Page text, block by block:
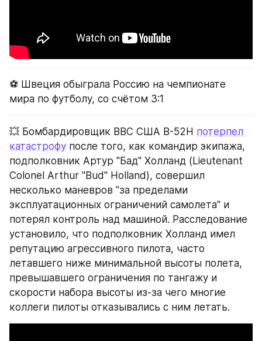
⚽️ Швеция обыграла Россию на чемпионате
мира по футболу, со счётом 3:1
💥 Бомбардировщик ВВС США B-52H потерпел
катастрофу после того, как командир экипажа,
подполковник Артур "Бад" Холланд (Lieutenant
Colonel Arthur "Bud" Holland), совершил
несколько маневров "за пределами
эксплуатационных ограничений самолета" и
потерял контроль над машиной. Расследование
установило, что подполковник Холланд имел
репутацию агрессивного пилота, часто
летавшего ниже минимальной высоты полета,
превышавшего ограничения по тангажу и
скорости набора высоты из-за чего многие
коллеги пилоты отказывались с ним летать.